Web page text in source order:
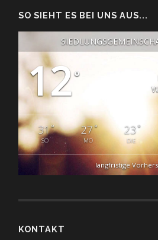
SO SIEHT ES BEI UNS AUS...
12°
31°
SO
27°
MO
23°
DIE
langfristige
KONTAKT